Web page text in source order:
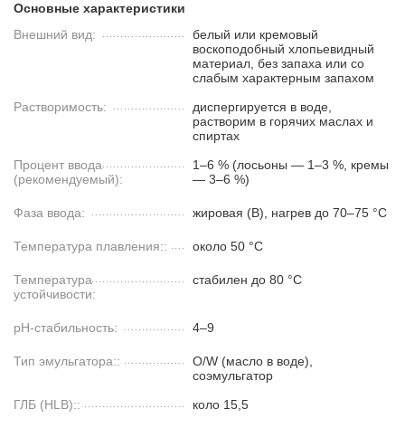
Основные характеристики
Внешний вид:
белый или кремовый
воскоподобный хлопьевидный
материал, без запаха или со
слабым характерным запахом
Растворимость:
диспергируется в воде,
растворим в горячих маслах и
спиртах
Процент ввода
(рекомендуемый):
1–6 % (лосьоны — 1–3 %, кремы
— 3–6 %)
Фаза ввода: жировая (B), нагрев до 70–75 °C
Температура плавления:: около 50 °C
Температура
устойчивости:
стабилен до 80 °C
pH-стабильность: 4–9
Тип эмульгатора::
O/W (масло в воде),
соэмульгатор
ГЛБ (HLB)::
коло 15,5